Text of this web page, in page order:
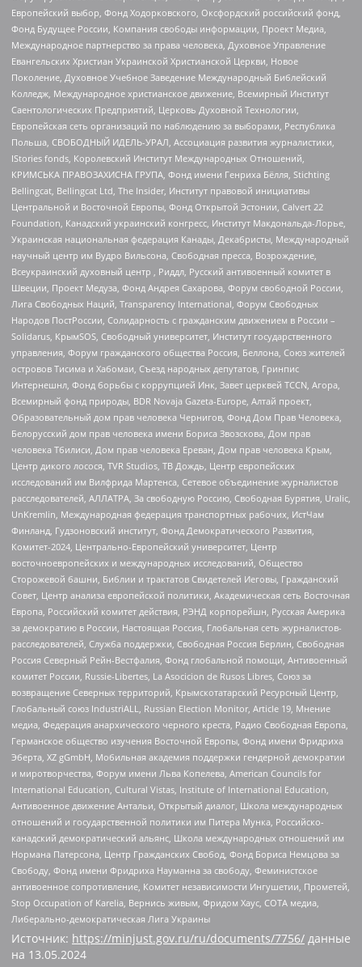
Европейский выбор, Фонд Ходорковского, Оксфордский российский фонд,
Фонд Будущее России, Компания свободы информации, Проект Медиа,
Международное партнерство за права человека, Духовное Управление
Евангельских Христиан Украинской Христианской Церкви, Новое
Поколение, Духовное Учебное Заведение Международный Библейский
Колледж, Международное христианское движение, Всемирный Институт
Саентологических Предприятий, Церковь Духовной Технологии,
Европейская сеть организаций по наблюдению за выборами, Республика
Польша, СВОБОДНЫЙ ИДЕЛЬ-УРАЛ, Ассоциация развития журналистики,
IStories fonds, Королевский Институт Международных Отношений,
КРИМСЬКА ПРАВОЗАХИСНА ГРУПА, Фонд имени Генриха Бёлля, Stichting
Bellingcat, Bellingcat Ltd, The Insider, Институт правовой инициативы
Центральной и Восточной Европы, Фонд Открытой Эстонии, Calvert 22
Foundation, Канадский украинский конгресс, Институт Макдональда-Лорье,
Украинская национальная федерация Канады, Декабристы, Международный
научный центр им Вудро Вильсона, Свободная пресса, Возрождение,
Всеукраинский духовный центр , Риддл, Русский антивоенный комитет в
Швеции, Проект Медуза, Фонд Андрея Сахарова, Форум свободной России,
Лига Свободных Наций, Transparеncy International, Форум Свободных
Народов ПостРоссии, Солидарность с гражданским движением в России –
Solidarus, КрымSOS, Свободный университет, Институт государственного
управления, Форум гражданского общества Россия, Беллона, Союз жителей
островов Тисима и Хабомаи, Съезд народных депутатов, Гринпис
Интернешнл, Фонд борьбы с коррупцией Инк, Завет церквей TCCN, Агора,
Всемирный фонд природы, BDR Novaja Gazeta-Europe, Алтай проект,
Образовательный дом прав человека Чернигов, Фонд Дом Прав Человека,
Белорусский дом прав человека имени Бориса Звозскова, Дом прав
человека Тбилиси, Дом прав человека Ереван, Дом прав человека Крым,
Центр дикого лосося, TVR Studios, ТВ Дождь, Центр европейских
исследований им Вилфрида Мартенса, Сетевое объединение журналистов
расследователей, АЛЛАТРА, За свободную Россию, Свободная Бурятия, Uralic,
UnKremlin, Международная федерация транспортных рабочих, ИстЧам
Финланд, Гудзоновский институт, Фонд Демократического Развития,
Комитет-2024, Центрально-Европейский университет, Центр
восточноевропейских и международных исследований, Общество
Сторожевой башни, Библии и трактатов Свидетелей Иеговы, Гражданский
Совет, Центр анализа европейской политики, Академическая сеть Восточная
Европа, Российский комитет действия, РЭНД корпорейшн, Русская Америка
за демократию в России, Настоящая Россия, Глобальная сеть журналистов-
расследователей, Служба поддержки, Свободная Россия Берлин, Свободная
Россия Северный Рейн-Вестфалия, Фонд глобальной помощи, Антивоенный
комитет России, Russie-Libertes, La Asocicion de Rusos Libres, Союз за
возвращение Северных территорий, Крымскотатарский Ресурсный Центр,
Глобальный союз IndustriALL, Russian Election Monitor, Article 19, Мнение
медиа, Федерация анархического черного креста, Радио Свободная Европа,
Германское общество изучения Восточной Европы, Фонд имени Фридриха
Эберта, XZ gGmbH, Мобильная академия поддержки гендерной демократии
и миротворчества, Форум имени Льва Копелева, American Councils for
International Education, Cultural Vistas, Institute of International Education,
Антивоенное движение Антальи, Открытый диалог, Школа международных
отношений и государственной политики им Питера Мунка, Российско-
канадский демократический альянс, Школа международных отношений им
Нормана Патерсона, Центр Гражданских Свобод, Фонд Бориса Немцова за
Свободу, Фонд имени Фридриха Науманна за свободу, Феминистское
антивоенное сопротивление, Комитет независимости Ингушетии, Прометей,
Stop Occupation of Karelia, Вернись живым, Фридом Хаус, СОТА медиа,
Либерально-демократическая Лига Украины
Источник: https://minjust.gov.ru/ru/documents/7756/ данные
на 13.05.2024